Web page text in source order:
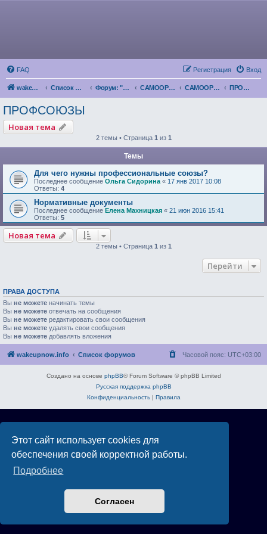
Этот сайт использует cookies для
обеспечения своей корректной работы.
Подробнее
Согласен
FAQ Вход
Регистрация
wakeupnow.info Список форумов Форум: "Пробуждение Разума" САМООРГАНИЗАЦИЯ САМООРГАНИЗАЦИЯ НАРОДА ПРОФСОЮЗЫ
ПРОФСОЮЗЫ
Новая тема
2 темы • Страница 1 из 1
Темы
Для чего нужны профессиональные союзы?
Последнее сообщение Ольга Сидорина « 17 янв 2017 10:08
Ответы: 4
Нормативные документы
Последнее сообщение Елена Махницкая « 21 июн 2016 15:41
Ответы: 5
Новая тема
2 темы • Страница 1 из 1
Перейти
ПРАВА ДОСТУПА
Вы не можете начинать темы
Вы не можете отвечать на сообщения
Вы не можете редактировать свои сообщения
Вы не можете удалять свои сообщения
Вы не можете добавлять вложения
wakeupnow.info Список форумов Часовой пояс: UTC+03:00
Создано на основе phpBB® Forum Software © phpBB Limited
Русская поддержка phpBB
Конфиденциальность| Правила